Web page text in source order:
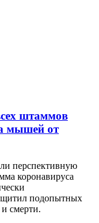
штаммов
мышей от
перспективную
коронавируса
подопытных
смерти.